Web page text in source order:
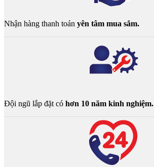
Nhận hàng thanh toán yên tâm mua sắm.
Đội ngũ lắp đặt có hơn 10 năm kinh nghiệm.